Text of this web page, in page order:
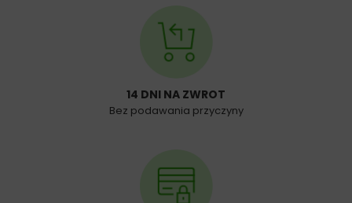
14 DNI NA ZWROT
Bez podawania przyczyny